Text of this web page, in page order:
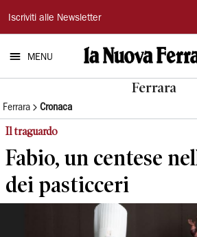
La
Nuova
Ferrara
Iscriviti alle Newsletter
MENU
Ferrara
Ferrara Cronaca
Il traguardo
Fabio, un centese
dei pasticceri